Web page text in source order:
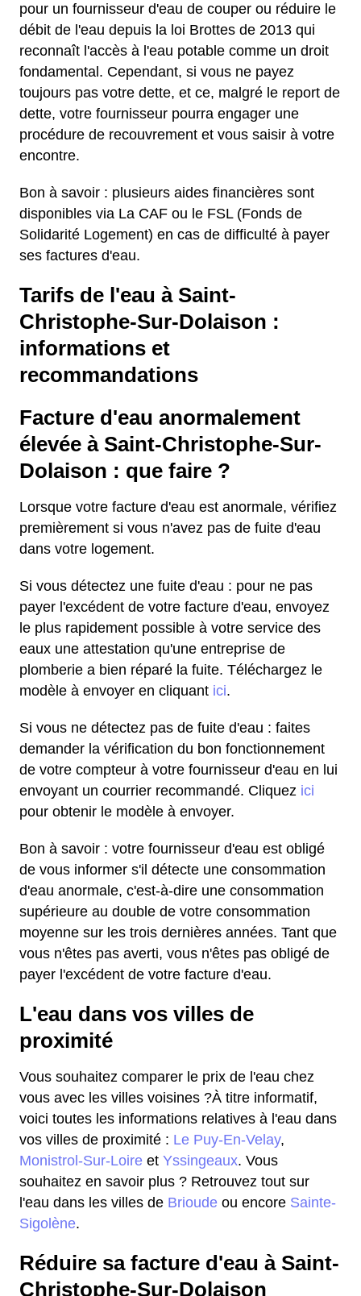
pour un fournisseur d'eau de couper ou réduire le
débit de l'eau depuis la loi Brottes de 2013 qui
reconnaît l'accès à l'eau potable comme un droit
fondamental. Cependant, si vous ne payez
toujours pas votre dette, et ce, malgré le report de
dette, votre fournisseur pourra engager une
procédure de recouvrement et vous saisir à votre
encontre.
Bon à savoir : plusieurs aides financières sont
disponibles via La CAF ou le FSL (Fonds de
Solidarité Logement) en cas de difficulté à payer
ses factures d'eau.
Tarifs de l'eau à Saint-
Christophe-Sur-Dolaison :
informations et
recommandations
Facture d'eau anormalement
élevée à Saint-Christophe-Sur-
Dolaison : que faire ?
Lorsque votre facture d'eau est anormale, vérifiez
premièrement si vous n'avez pas de fuite d'eau
dans votre logement.
Si vous détectez une fuite d'eau : pour ne pas
payer l'excédent de votre facture d'eau, envoyez
le plus rapidement possible à votre service des
eaux une attestation qu'une entreprise de
plomberie a bien réparé la fuite. Téléchargez le
modèle à envoyer en cliquant ici.
Si vous ne détectez pas de fuite d'eau : faites
demander la vérification du bon fonctionnement
de votre compteur à votre fournisseur d'eau en lui
envoyant un courrier recommandé. Cliquez ici
pour obtenir le modèle à envoyer.
Bon à savoir : votre fournisseur d'eau est obligé
de vous informer s'il détecte une consommation
d'eau anormale, c'est-à-dire une consommation
supérieure au double de votre consommation
moyenne sur les trois dernières années. Tant que
vous n'êtes pas averti, vous n'êtes pas obligé de
payer l'excédent de votre facture d'eau.
L'eau dans vos villes de
proximité
Vous souhaitez comparer le prix de l'eau chez
vous avec les villes voisines ?À titre informatif,
voici toutes les informations relatives à l'eau dans
vos villes de proximité : Le Puy-En-Velay,
Monistrol-Sur-Loire et Yssingeaux. Vous
souhaitez en savoir plus ? Retrouvez tout sur
l'eau dans les villes de Brioude ou encore Sainte-
Sigolène.
Réduire sa facture d'eau à Saint-
Christophe-Sur-Dolaison